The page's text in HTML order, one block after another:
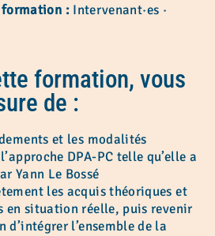
formation :Intervenant·es ·
formation, vous
de :
et les modalités
DPA-PC telle qu’elle a
Yann Le Bossé
les acquis théoriques et
en situation réelle, puis revenir
l’ensemble de la